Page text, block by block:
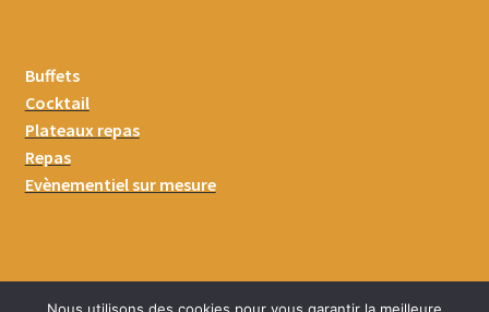
Buffets
Cocktail
Plateaux repas
Repas
Evènementiel sur mesure